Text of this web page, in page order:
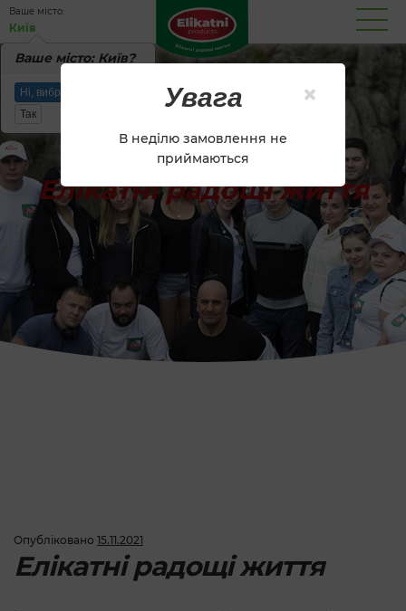
Вашe місто:
Київ
Вашe місто: Київ?
Ні, вибрати інше місто
Так
Елікатні радощі життя
Опубліковано 15.11.2021
Елікатні радощі життя
Увага ×
В неділю замовлення не
приймаються